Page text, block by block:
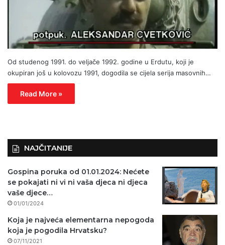
Od studenog 1991. do veljače 1992. godine u Erdutu, koji je
okupiran još u kolovozu 1991, dogodila se cijela serija masovnih…
Read More »
NAJČITANIJE
Gospina poruka od 01.01.2024: Nećete
se pokajati ni vi ni vaša djeca ni djeca
vaše djece…
01/01/2024
Koja je najveća elementarna nepogoda
koja je pogodila Hrvatsku?
07/11/2021